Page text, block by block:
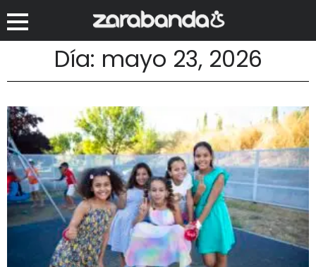
Día: mayo 23, 2026